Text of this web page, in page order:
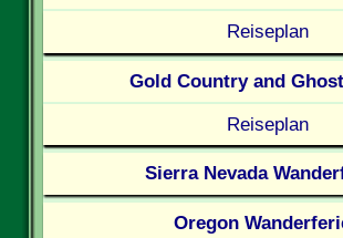
Reiseplan
Gold Country and
Reiseplan
Sierra Nevada
Oregon